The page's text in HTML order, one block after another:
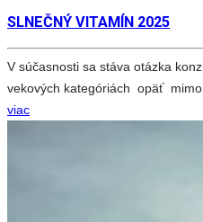
SLNEČNÝ VITAMÍN 2025
V súčasnosti sa stáva otázka
vekových kategóriách opäť
viac